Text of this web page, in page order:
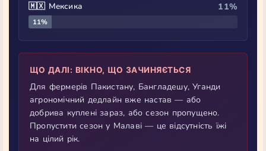
🇲🇽 Мексика 11%
11%
ЩО ДАЛІ: ВІКНО, ЩО ЗАЧИНЯЄТЬСЯ
Для фермерів Пакистану, Бангладешу, Уганди
агрономічний дедлайн вже настав — або
добрива куплені зараз, або сезон пропущено.
Пропустити сезон у Малаві — це відсутність їжі
на цілий рік.